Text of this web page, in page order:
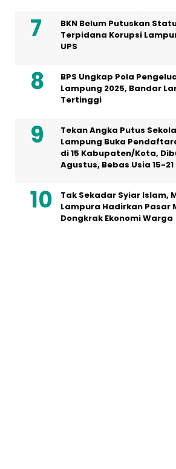
BKN Belum Putuskan
Terpidana Korupsi
UPS
BPS Ungkap Pola
Lampung 2025, Bandar
Tertinggi
Tekan Angka Putus
Lampung Buka
di 15 Kabupaten/Kota,
Agustus, Bebas Usia 15-
Tak Sekadar Syiar Islam,
Lampura Hadirkan Pasar
Dongkrak Ekonomi Warga